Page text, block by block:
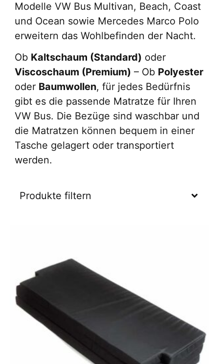
Modelle VW Bus Multivan, Beach, Coast
und Ocean sowie Mercedes Marco Polo
erweitern das Wohlbefinden der Nacht.
Ob Kaltschaum (Standard) oder
Viscoschaum (Premium) – Ob Polyester
oder Baumwollen, für jedes Bedürfnis
gibt es die passende Matratze für Ihren
VW Bus. Die Bezüge sind waschbar und
die Matratzen können bequem in einer
Tasche gelagert oder transportiert
werden.
Produkte filtern